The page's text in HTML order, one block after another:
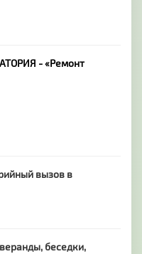
- «Ремонт
вызов в
беседки,